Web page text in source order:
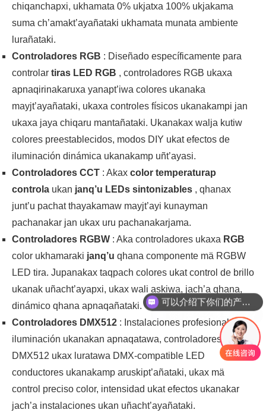
chiqanchapxi, ukhamata 0% ukjatxa 100% ukjakama
suma ch’amakt’ayañataki ukhamata munata ambiente
lurañataki.
Controladores RGB : Diseñado específicamente para
controlar tiras LED RGB , controladores RGB ukaxa
apnaqirinakaruxa yanapt’iwa colores ukanaka
mayjt’ayañataki, ukaxa controles físicos ukanakampi jan
ukaxa jaya chiqaru mantañataki. Ukanakax walja kutiw
colores preestablecidos, modos DIY ukat efectos de
iluminación dinámica ukanakamp uñt’ayasi.
Controladores CCT : Akax color temperaturap
controla ukan janq’u LEDs sintonizables , qhanax
junt’u pachat thayakamaw mayjt’ayi kunayman
pachanakar jan ukax uru pachanakarjama.
Controladores RGBW : Aka controladores ukaxa RGB
color ukhamaraki janq’u qhana componente mä RGBW
LED tira. Jupanakax taqpach colores ukat control de brillo
ukanak uñacht’ayapxi, ukax wali askiwa, jach’a qhana,
dinámico qhana apnaqañataki.
Controladores DMX512 : Instalaciones profesionales de
iluminación ukanakan apnaqatawa, controladores
DMX512 ukax luratawa DMX-compatible LED
conductores ukanakamp aruskipt’añataki, ukax mä
control preciso color, intensidad ukat efectos ukanakar
jach’a instalaciones ukan uñacht’ayañataki.
可以介绍下你们的产品么？
你们是怎么收费的呢？